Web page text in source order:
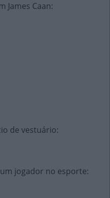
James Caan:
de vestuário:
jogador no esporte: